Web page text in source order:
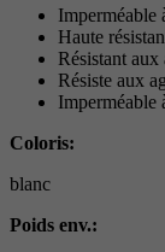
Imperméable
Haute
Résistant aux
Résiste aux
Imperméable
Coloris:
blanc
Poids env.: